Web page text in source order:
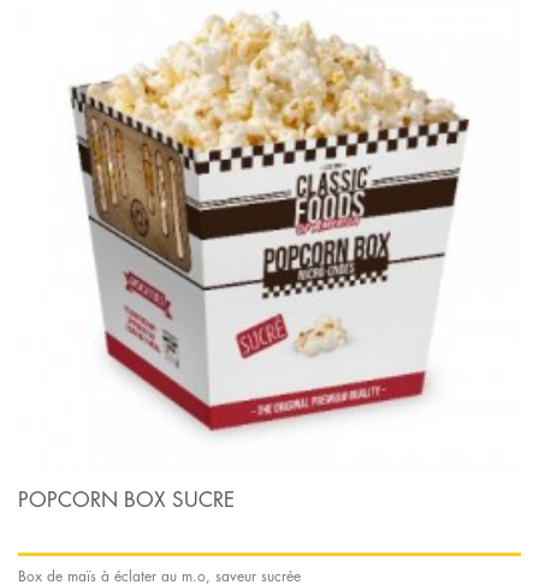
POPCORN BOX SUCRE
Box de maïs à éclater au m.o, saveur sucrée